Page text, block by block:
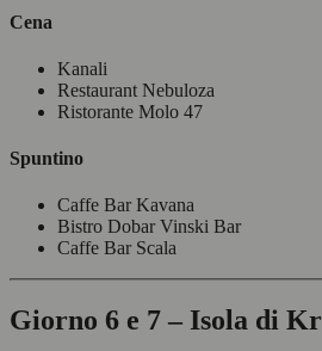
Cena
Kanali
Restaurant Nebuloza
Ristorante Molo 47
Spuntino
Caffe Bar Kavana
Bistro Dobar Vinski Bar
Caffe Bar Scala
Giorno 6 e 7 – Isola di